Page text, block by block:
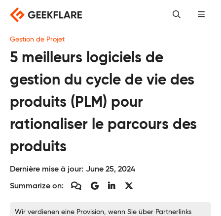
Skip
content
Gestion de Projet
5 meilleurs logiciels de
gestion du cycle de vie des
produits (PLM) pour
rationaliser le parcours des
produits
Dernière mise à jour: June 25, 2024
Summarize on:
Wir verdienen eine Provision, wenn Sie über Partnerlinks